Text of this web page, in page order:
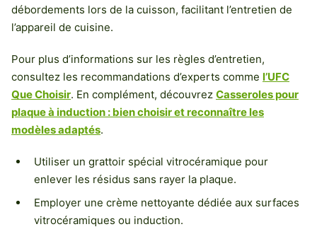
débordements lors de la cuisson, facilitant l’entretien de
l’appareil de cuisine.
Pour plus d’informations sur les règles d’entretien,
consultez les recommandations d’experts comme l’UFC
Que Choisir. En complément, découvrez Casseroles pour
plaque à induction : bien choisir et reconnaître les
modèles adaptés.
Utiliser un grattoir spécial vitrocéramique pour
enlever les résidus sans rayer la plaque.
Employer une crème nettoyante dédiée aux surfaces
vitrocéramiques ou induction.